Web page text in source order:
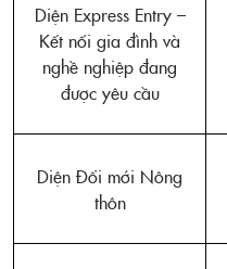
Diện Express Entry –
Kết nối gia đình và
nghề nghiệp đang
được yêu cầu
Diện Đổi mới Nông
thôn